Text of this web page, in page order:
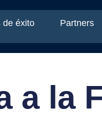
de éxito Partners
a la